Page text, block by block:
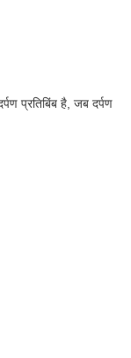
प्रतिबिंब है, जब दर्पण